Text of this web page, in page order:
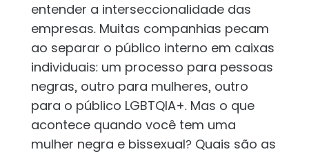
entender a interseccionalidade das
empresas. Muitas companhias pecam
ao separar o público interno em caixas
individuais: um processo para pessoas
negras, outro para mulheres, outro
para o público LGBTQIA+. Mas o que
acontece quando você tem uma
mulher negra e bissexual? Quais são as